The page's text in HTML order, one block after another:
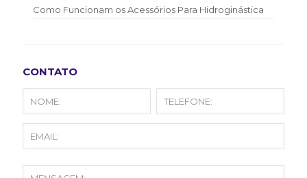
Como Funcionam os Acessórios Para Hidroginástica
CONTATO